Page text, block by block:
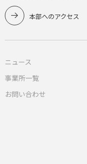
本部へのアクセス
ニュース
事業所一覧
お問い合わせ